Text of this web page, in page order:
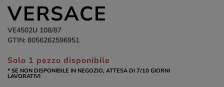
VERSACE
VE4502U 108/87
GTIN: 8056262596951
Solo 1 pezzo disponibile
* SE NON DISPONIBILE IN NEGOZIO, ATTESA DI 7/10 GIORNI
LAVORATIVI